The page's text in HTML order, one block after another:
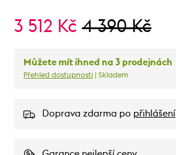
3 512 Kč 4 390 Kč
Můžete mít ihned na 3 prodejnách
Přehled dostupnosti | Skladem
Doprava zdarma po přihlášení